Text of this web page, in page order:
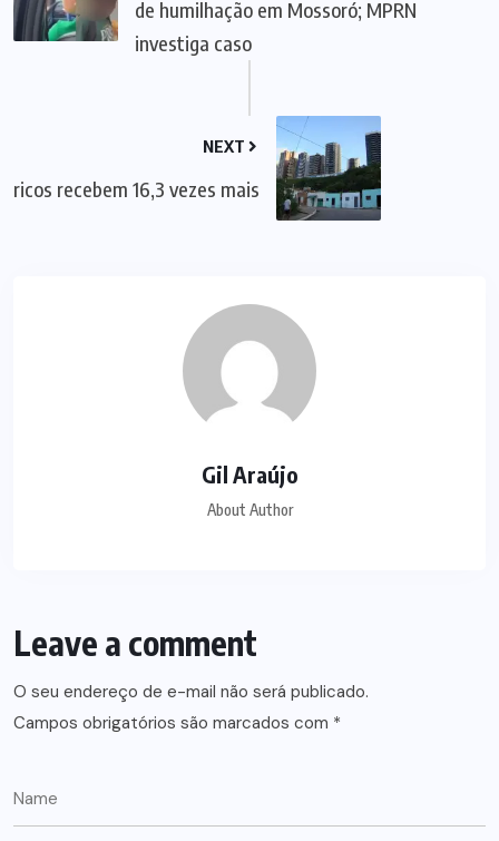
de humilhação em Mossoró; MPRN
investiga caso
NEXT
ricos recebem 16,3 vezes mais
Gil Araújo
About Author
Leave a comment
O seu endereço de e-mail não será publicado.
Campos obrigatórios são marcados com *